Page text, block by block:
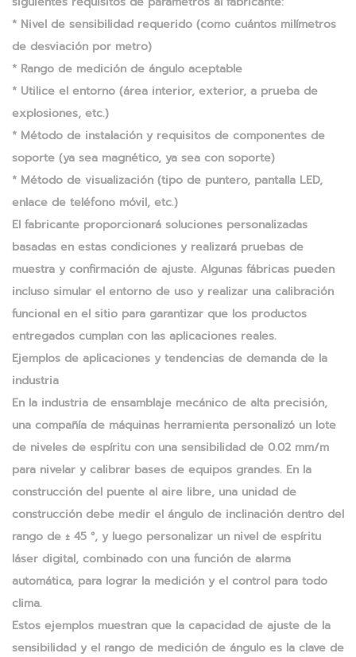
* Nivel de sensibilidad requerido (como cuántos milímetros
de desviación por metro)
* Rango de medición de ángulo aceptable
* Utilice el entorno (área interior, exterior, a prueba de
explosiones, etc.)
* Método de instalación y requisitos de componentes de
soporte (ya sea magnético, ya sea con soporte)
* Método de visualización (tipo de puntero, pantalla LED,
enlace de teléfono móvil, etc.)
El fabricante proporcionará soluciones personalizadas
basadas en estas condiciones y realizará pruebas de
muestra y confirmación de ajuste. Algunas fábricas pueden
incluso simular el entorno de uso y realizar una calibración
funcional en el sitio para garantizar que los productos
entregados cumplan con las aplicaciones reales.
Ejemplos de aplicaciones y tendencias de demanda de la
industria
En la industria de ensamblaje mecánico de alta precisión,
una compañía de máquinas herramienta personalizó un lote
de niveles de espíritu con una sensibilidad de 0.02 mm/m
para nivelar y calibrar bases de equipos grandes. En la
construcción del puente al aire libre, una unidad de
construcción debe medir el ángulo de inclinación dentro del
rango de ± 45 °, y luego personalizar un nivel de espíritu
láser digital, combinado con una función de alarma
automática, para lograr la medición y el control para todo
clima.
Estos ejemplos muestran que la capacidad de ajuste de la
sensibilidad y el rango de medición de ángulo es la clave de